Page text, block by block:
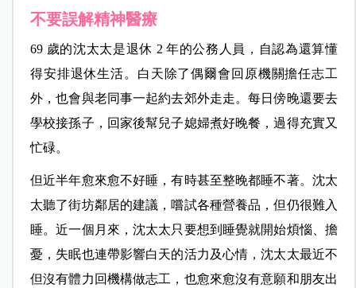
不要誤解精神醫療
69 歲的沈太太是退休 2 年的公務人員，自認為還算懂
得安排退休生活。白天除了偶爾會回原機關擔任志工
外，也會與老同事一起約去郊外走走。每日傍晚還要去
學校接孫子，回家後幫兒子媳婦煮好晚餐，過得充實又
忙碌。
但近半年愈來愈不好睡，有時甚至整晚都睡不著。沈太
太聽了街坊鄰居的建議，嚐試各種營養品，但仍很難入
睡。近一個月來，沈太太只要想到睡覺就開始煩惱、擔
憂，失眠也連帶影響白天的活力及心情，沈太太最近不
但沒有體力回機構做志工，也愈來愈沒有意願和朋友出